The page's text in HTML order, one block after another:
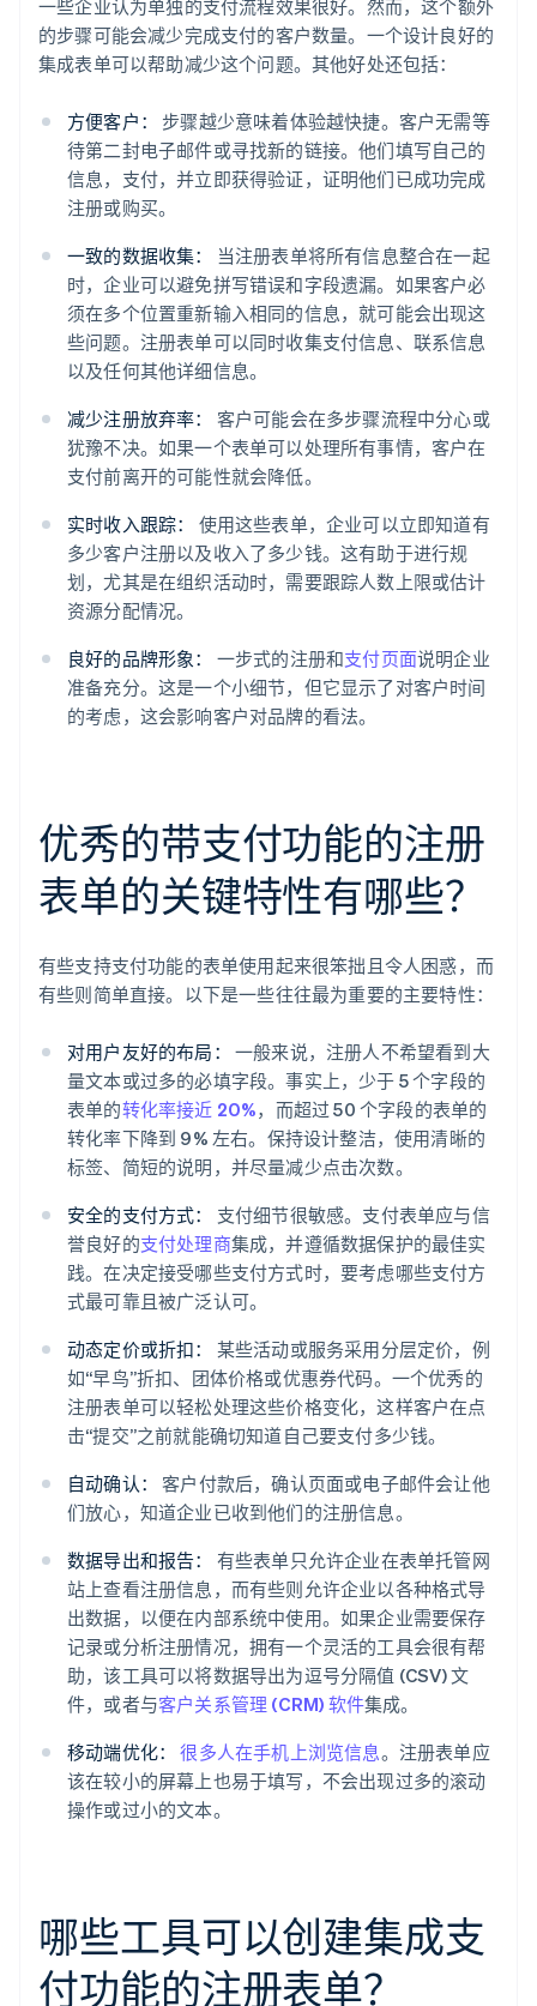
一些企业认为单独的支付流程效果很好。然而，这个额外
的步骤可能会减少完成支付的客户数量。一个设计良好的
集成表单可以帮助减少这个问题。其他好处还包括：
方便客户：
步骤越少意味着体验越快捷。客户无需等
待第二封电子邮件或寻找新的链接。他们填写自己的
信息，支付，并立即获得验证，证明他们已成功完成
注册或购买。
一致的数据收集：
当注册表单将所有信息整合在一起
时，企业可以避免拼写错误和字段遗漏。如果客户必
须在多个位置重新输入相同的信息，就可能会出现这
些问题。注册表单可以同时收集支付信息、联系信息
以及任何其他详细信息。
减少注册放弃率：
客户可能会在多步骤流程中分心或
犹豫不决。如果一个表单可以处理所有事情，客户在
支付前离开的可能性就会降低。
实时收入跟踪：
使用这些表单，企业可以立即知道有
多少客户注册以及收入了多少钱。这有助于进行规
划，尤其是在组织活动时，需要跟踪人数上限或估计
资源分配情况。
良好的品牌形象：
一步式的注册和支付页面说明企业
准备充分。这是一个小细节，但它显示了对客户时间
的考虑，这会影响客户对品牌的看法。
优秀的带支付功能的注册
表单的关键特性有哪些？
有些支持支付功能的表单使用起来很笨拙且令人困惑，而
有些则简单直接。以下是一些往往最为重要的主要特性：
对用户友好的布局：
一般来说，注册人不希望看到大
量文本或过多的必填字段。事实上，少于 5 个字段的
表单的转化率接近 20%，而超过 50 个字段的表单的
转化率下降到 9% 左右。保持设计整洁，使用清晰的
标签、简短的说明，并尽量减少点击次数。
安全的支付方式：
支付细节很敏感。支付表单应与信
誉良好的支付处理商集成，并遵循数据保护的最佳实
践。在决定接受哪些支付方式时，要考虑哪些支付方
式最可靠且被广泛认可。
动态定价或折扣：
某些活动或服务采用分层定价，例
如“早鸟”折扣、团体价格或优惠券代码。一个优秀的
注册表单可以轻松处理这些价格变化，这样客户在点
击“提交”之前就能确切知道自己要支付多少钱。
自动确认：
客户付款后，确认页面或电子邮件会让他
们放心，知道企业已收到他们的注册信息。
数据导出和报告：
有些表单只允许企业在表单托管网
站上查看注册信息，而有些则允许企业以各种格式导
出数据，以便在内部系统中使用。如果企业需要保存
记录或分析注册情况，拥有一个灵活的工具会很有帮
助，该工具可以将数据导出为逗号分隔值 (CSV) 文
件，或者与客户关系管理 (CRM) 软件集成。
移动端优化：
很多人在手机上浏览信息。注册表单应
该在较小的屏幕上也易于填写，不会出现过多的滚动
操作或过小的文本。
哪些工具可以创建集成支
付功能的注册表单？